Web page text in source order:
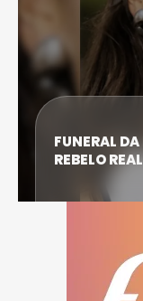
FUNERAL
REBELO